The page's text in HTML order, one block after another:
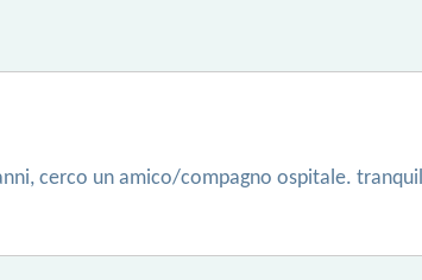
cerco un amico/compagno ospitale.